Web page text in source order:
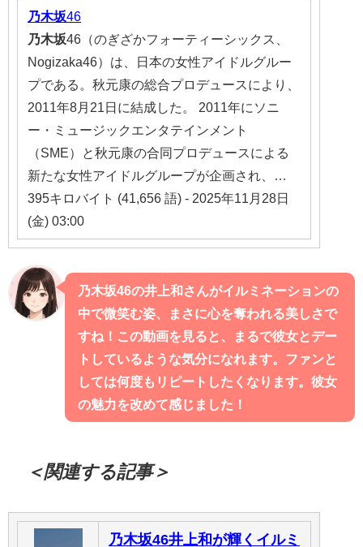
乃木坂46
乃木坂46（のぎざかフォーティーシックス、
Nogizaka46）は、日本の女性アイドルグルー
プである。秋元康の総合プロデュースにより、
2011年8月21日に結成した。 2011年にソニ
ー・ミュージックエンタテインメント
（SME）と秋元康の合同プロデュースによる
新たな女性アイドルグループが企画され、…
395キロバイト (41,656 語) - 2025年11月28日
(金) 03:00
乃木坂46の井上和さんがイルミネーションの
中で微笑む姿、まさに心を奪われる美しさで
すね！この動画を見ると、まるで彼女とデー
トしているような気分になれます。ファンと
しては何度もリピートしたくなります。彼女
の魅力を改めて感じました！
＜関連する記事＞
乃木坂46井上和が輝くイルミ